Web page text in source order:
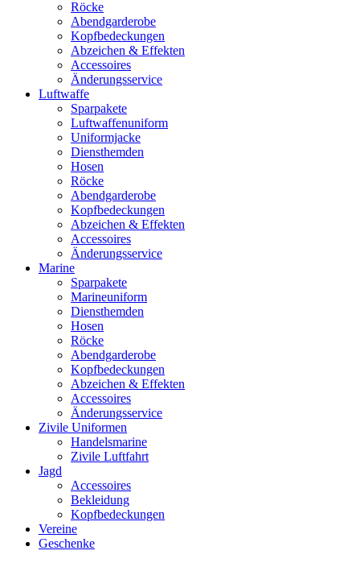
Röcke
Abendgarderobe
Kopfbedeckungen
Abzeichen & Effekten
Accessoires
Änderungsservice
Luftwaffe
Sparpakete
Luftwaffenuniform
Uniformjacke
Diensthemden
Hosen
Röcke
Abendgarderobe
Kopfbedeckungen
Abzeichen & Effekten
Accessoires
Änderungsservice
Marine
Sparpakete
Marineuniform
Diensthemden
Hosen
Röcke
Abendgarderobe
Kopfbedeckungen
Abzeichen & Effekten
Accessoires
Änderungsservice
Zivile Uniformen
Handelsmarine
Zivile Luftfahrt
Jagd
Accessoires
Bekleidung
Kopfbedeckungen
Vereine
Geschenke